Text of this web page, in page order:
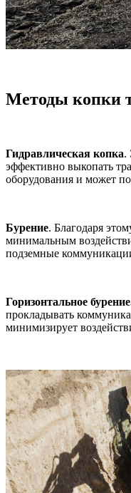
Методы копки
Гидравлическая копка.
эффективно выкопать
оборудования и может
Бурение. Благодаря
минимальным
подземные
Горизонтальное
прокладывать
минимизирует